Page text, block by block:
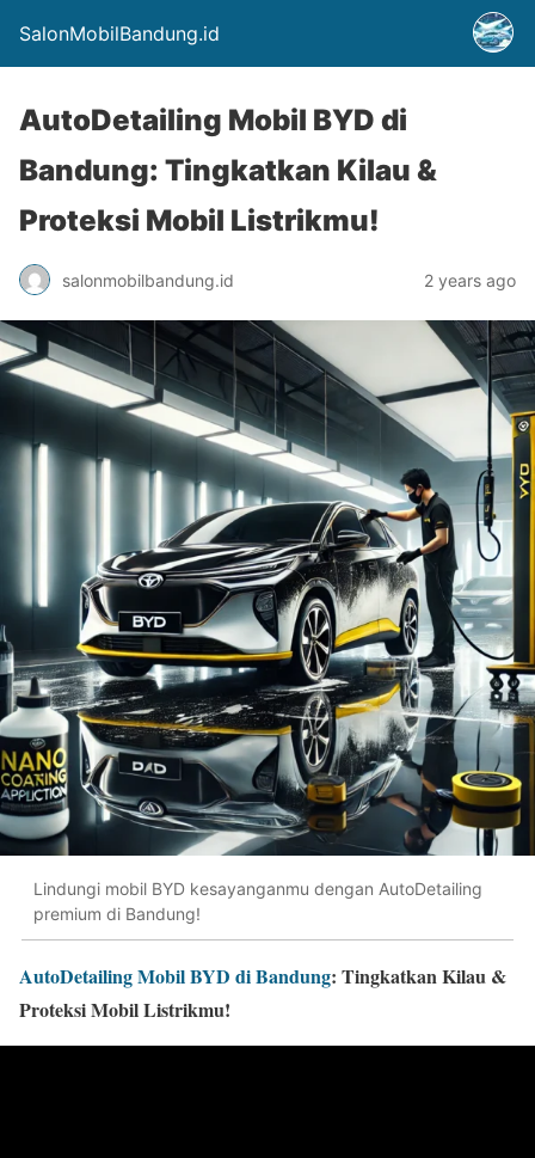
SalonMobilBandung.id
AutoDetailing Mobil BYD di
Bandung: Tingkatkan Kilau &
Proteksi Mobil Listrikmu!
salonmobilbandung.id 2 years ago
Lindungi mobil BYD kesayanganmu dengan AutoDetailing
premium di Bandung!
AutoDetailing Mobil BYD di Bandung: Tingkatkan Kilau &
Proteksi Mobil Listrikmu!